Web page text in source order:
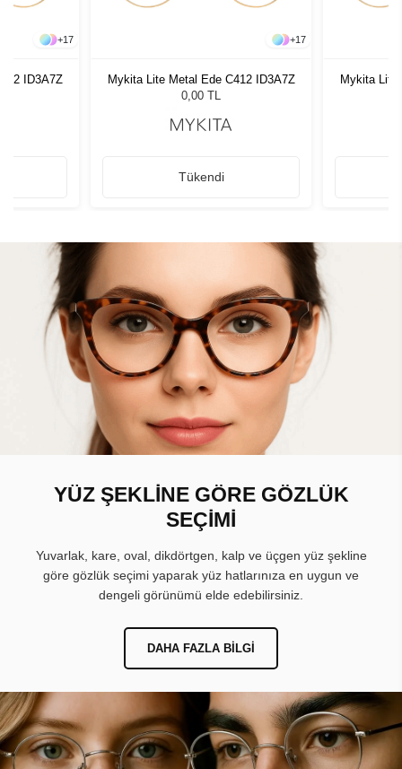
+17
ID3A7Z
+17
Mykita Lite Metal Ede C412 ID3A7Z
0,00 TL
Tükendi
Mykita Lite
YÜZ ŞEKLİNE GÖRE GÖZLÜK
SEÇİMİ
Yuvarlak, kare, oval, dikdörtgen, kalp ve üçgen yüz şekline
göre gözlük seçimi yaparak yüz hatlarınıza en uygun ve
dengeli görünümü elde edebilirsiniz.
DAHA FAZLA BILGI